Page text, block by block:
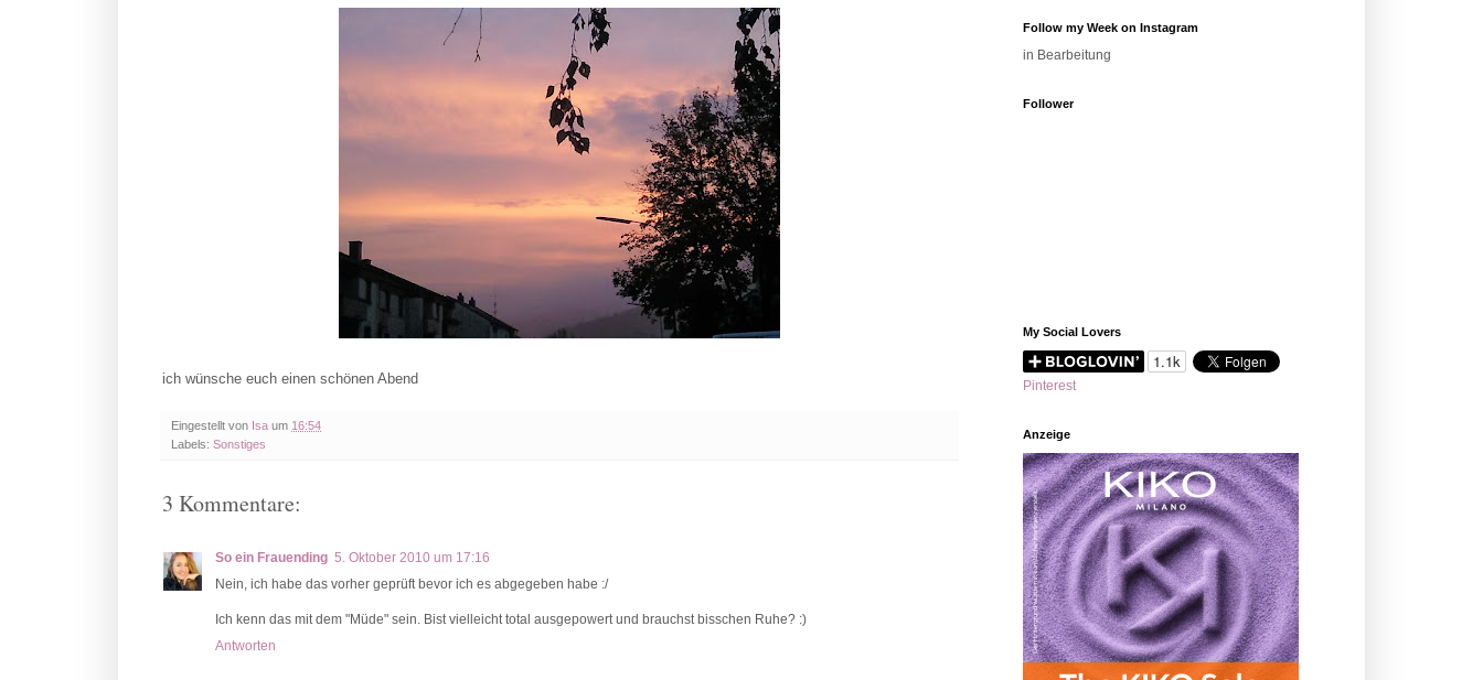
ich wünsche euch einen schönen Abend
Eingestellt von Isa um 16:54
Labels: Sonstiges
3 Kommentare:
So ein Frauending 5. Oktober 2010 um 17:16
Nein, ich habe das vorher geprüft bevor ich es abgegeben habe :/
Ich kenn das mit dem "Müde" sein. Bist vielleicht total ausgepowert und brauchst bisschen Ruhe? :)
Antworten
Follow my Week on Instagram
in Bearbeitung
Follower
My Social Lovers
Pinterest
Anzeige